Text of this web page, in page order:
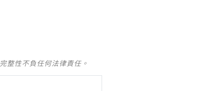
整性不負任何法律責任。